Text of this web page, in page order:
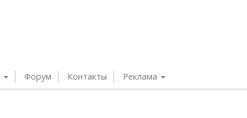
Форум Контакты Реклама